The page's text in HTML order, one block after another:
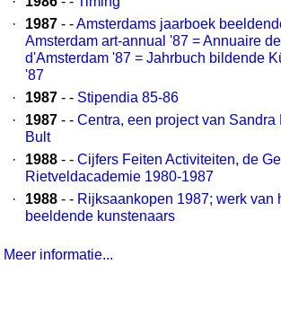
·
1987 - -Amsterdams jaarboek
Amsterdam art-annual '87 = Annuaire
d'Amsterdam '87 = Jahrbuch bildende
'87
·
1987 - - Stipendia 85-86
·
1987 - - Centra, een project van Sandra
Bult
·
1988 - - Cijfers Feiten Activiteiten, de
Rietveldacademie 1980-1987
·
1988 - - Rijksaankopen 1987; werk van
beeldende kunstenaars
Meer informatie...